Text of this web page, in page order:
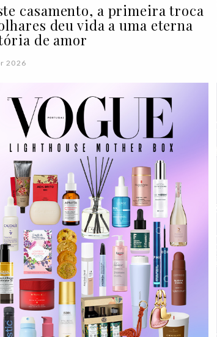
casamento, a primeira troca
deu vida a uma eterna
de amor
2026